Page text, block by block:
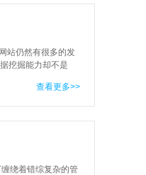
站仍然有很多的发
挖掘能力却不是
查看更多>>
绕着错综复杂的管